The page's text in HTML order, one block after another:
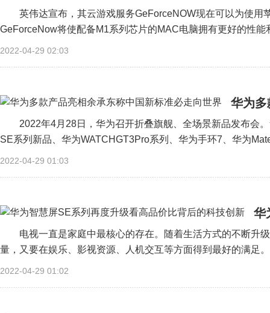
英伟达宣布，其云游戏服务GeForceNOW现在可以为使
GeForceNow将使配备M1系列芯片的MAC电脑拥有更好的性能
2022-04-29 02:03
华为多
2022年4月28日，华为召开折叠旗舰、全场景新品发布会
SE系列新品、华为WATCHGT3Pro系列、华为手环7、华为
2022-04-29 01:03
华
创
电视一直是家庭中最核心的存在。随着生活方式的不断升
量，又要在娱乐、影视资源、人机交互等方面得到最好的满足
2022-04-29 01:02